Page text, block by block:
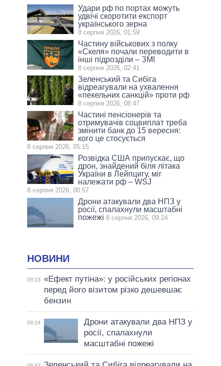
Удари рф по портах можуть
удвічі скоротити експорт
українського зерна
8 серпня 2026, 01:59
Частину військових з полку
«Скеля» почали переводити в
інші підрозділи – ЗМІ
8 серпня 2026, 02:41
Зеленський та Сибіга
відреагували на ухвалення
«пекельних санкцій» проти рф
8 серпня 2026, 08:47
Частині пенсіонерів та
отримувачів соцвиплат треба
змінити банк до 15 вересня:
кого це стосується
8 серпня 2026, 05:15
Розвідка США припускає, що
дрон, знайдений біля літака
України в Лейпцигу, міг
належати рф – WSJ
8 серпня 2026, 00:57
Дрони атакували два НПЗ у
росії, спалахнули масштабні
пожежі 8 серпня 2026, 09:24
НОВИНИ
09:33 «Ефект путіна»: у російських регіонах
перед його візитом різко дешевшає
бензин
09:24
Дрони атакували два НПЗ у
росії, спалахнули
масштабні пожежі